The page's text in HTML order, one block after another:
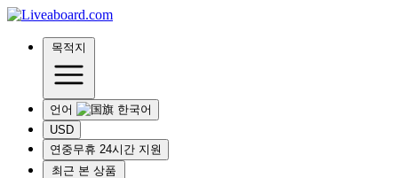
목적지
언어
USD
연중무휴 24시간 지원
최근 본 상품